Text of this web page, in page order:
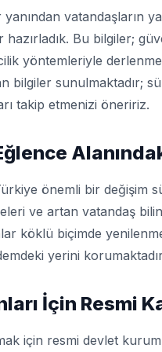
vatandaşların
hazırladık. Bu bilgiler;
yöntemleriyle
bilgiler sunulmaktadır;
takip etmenizi öneririz.
önemli bir değişim
ve artan vatandaş
köklü biçimde
yerini
İçin Resmi
için resmi devlet